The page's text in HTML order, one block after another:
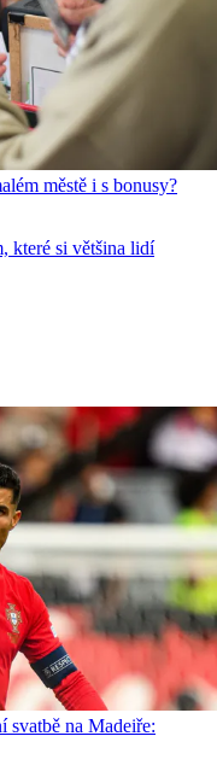
městě i s bonusy?
které si většina lidí
svatbě na Madeiře: